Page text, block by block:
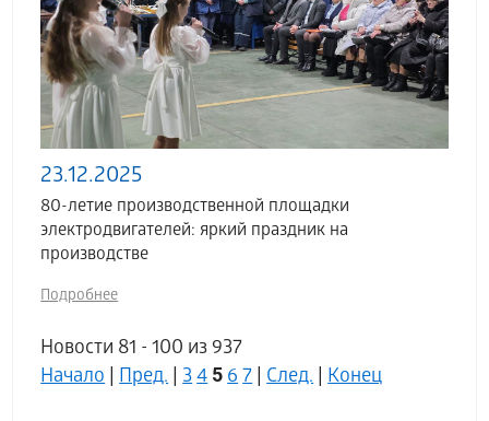
23.12.2025
80-летие производственной площадки
электродвигателей: яркий праздник на
производстве
Подробнее
Новости 81 - 100 из 937
Начало|Пред.|34 5 67|След.|Конец